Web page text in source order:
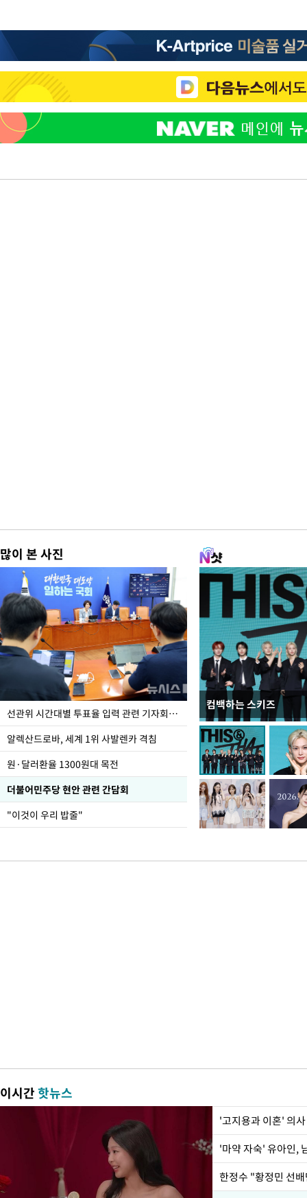
많이 본 사진
선관위 시간대별 투표율 입력 관련 기자회견하는 주진우 의원
알렉산드로바, 세계 1위 사발렌카 격침
원·달러환율 1300원대 목전
더불어민주당 현안 관련 간담회
"이것이 우리 밥줄"
컴백하는 스키즈
주유소 기름값 12주
이시간핫뉴스
'고지용과 이혼' 의
'마약 자숙' 유아인,